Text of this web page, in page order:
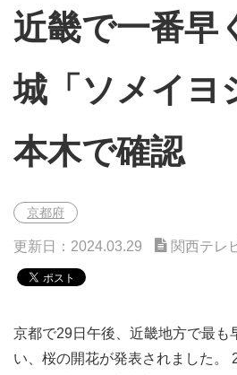
近畿で一番
城「ソメイヨ
本木で確認
京都府
更新日：2024.03.29 関西テレ
京都で29日午後、近畿地方で最も
い、桜の開花が発表されました。